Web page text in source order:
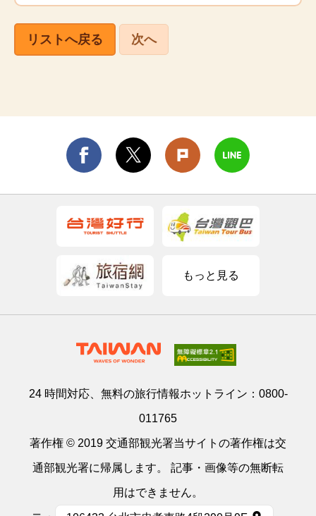
リストへ戻る 次へ
もっと見る
24 時間対応、無料の旅行情報ホットライン： 0800-
011765
著作権 © 2019 交通部観光署当サイトの著作権は交
通部観光署に帰属します。 記事・画像等の無断転
用はできません。